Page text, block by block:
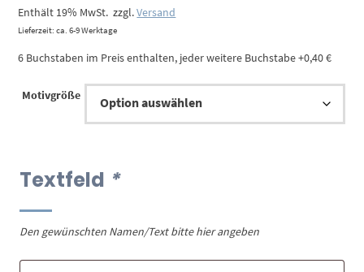
5,50 €
bis
9,00 €
Enthält 19% MwSt. zzgl.Versand
Lieferzeit: ca. 6-9 Werktage
6 Buchstaben im Preis enthalten, jeder weitere Buchstabe +0,40 €
Motivgröße
Textfeld *
Den gewünschten Namen/Text bitte hier angeben